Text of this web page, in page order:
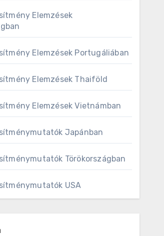
Elemzések
Elemzések Portugáliában
Elemzések Thaiföld
Elemzések Vietnámban
Japánban
Törökországban
USA